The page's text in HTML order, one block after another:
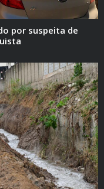
por suspeita de